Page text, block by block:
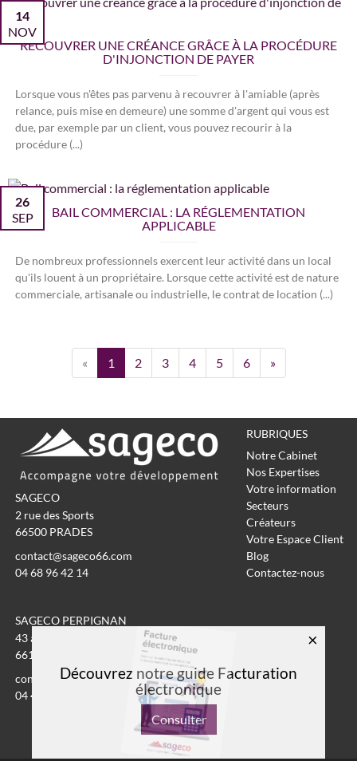
Découvrez notre guide Facturation
électronique
Consulter
×
RECOUVRER UNE CRÉANCE GRÂCE À LA PROCÉDURE
D'INJONCTION DE PAYER
14
NOV
Lorsque vous n'êtes pas parvenu à recouvrer à l'amiable (après
relance, puis mise en demeure) une somme d'argent qui vous est
due, par exemple par un client, vous pouvez recourir à la
procédure (...)
BAIL COMMERCIAL : LA RÉGLEMENTATION
APPLICABLE
26
SEP
De nombreux professionnels exercent leur activité dans un local
qu'ils louent à un propriétaire. Lorsque cette activité est de nature
commerciale, artisanale ou industrielle, le contrat de location (...)
« 1 2 3 4 5 6 »
SAGECO
2 rue des Sports
66500 PRADES
contact@sageco66.com
04 68 96 42 14
SAGECO PERPIGNAN
43 avenue Eole
66100
contact@sageco66.com
04 48 50 07 50
RUBRIQUES
Notre Cabinet
Nos Expertises
Votre information
Secteurs
Créateurs
Votre Espace Client
Blog
Contactez-nous